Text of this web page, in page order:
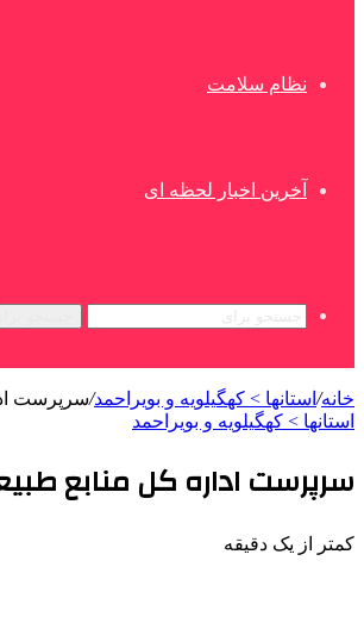
نظام سلامت
آخرین اخبار لحظه ای
خانه/ استانها > کهگیلویه و بویراحمد/سرپرست
استانها > کهگیلویه و بویراحمد
سرپرست اداره کل منابع
کمتر از یک دقیقه